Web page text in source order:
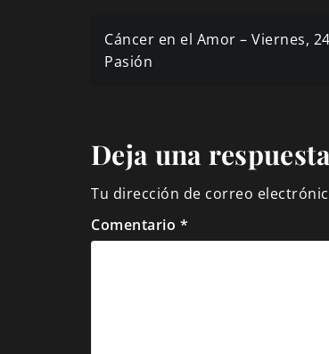
Navegación
de
Cáncer en el Amor – Viernes,
Pasión
Deja una respuesta
Tu dirección de correo
Comentario *